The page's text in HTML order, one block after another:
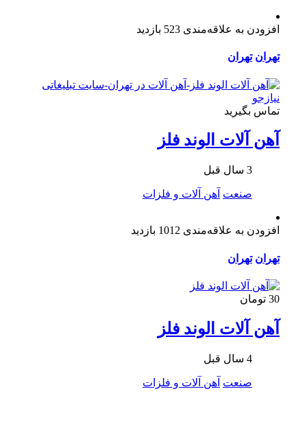
افزودن به علاقه‌مندی 523 بازدید
تهران تهران
تماس بگیرید
آهن آلات الوند فلز
3 سال قبل
صنعت آهن آلات و فلزات
افزودن به علاقه‌مندی 1012 بازدید
تهران تهران
30 تومان
آهن آلات الوند فلز
4 سال قبل
صنعت آهن آلات و فلزات